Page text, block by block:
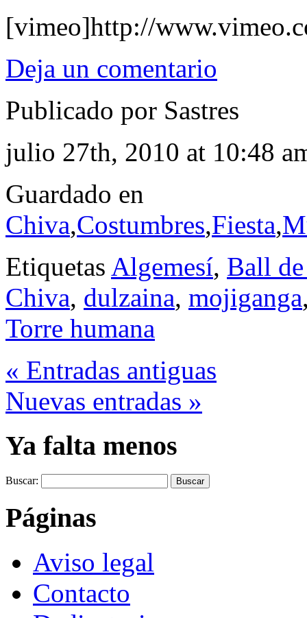
[vimeo]http://
Deja un comentario
Publicado por Sastres
julio 27th, 2010 at 10:48
Guardado en
Chiva,Costumbres,Fiesta,
Etiquetas Algemesí, Ball
Chiva, dulzaina, mojiganga
Torre humana
« Entradas antiguas
Nuevas entradas »
Ya falta menos
Buscar:
Páginas
Aviso legal
Contacto